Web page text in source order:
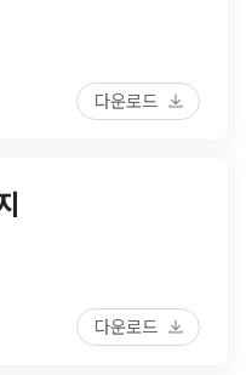
다운로드
다운로드